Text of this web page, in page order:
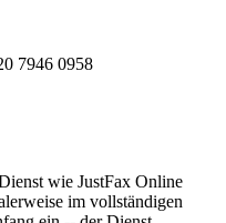
7946 0958
wie JustFax Online
im vollständigen